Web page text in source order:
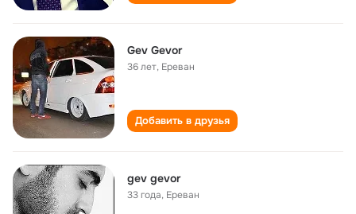
Gev Gevor
36 лет, Ереван
Добавить в друзья
gev gevor
33 года, Ереван